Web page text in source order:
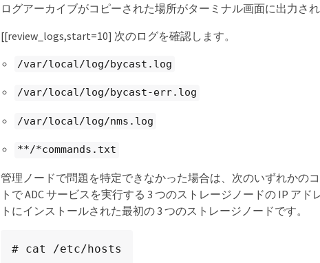
ログアーカイブがコピーされた場所がターミナル画面に出力され
[[review_logs,start=10] 次のログを確認します。
/var/local/log/bycast.log
/var/local/log/bycast-err.log
/var/local/log/nms.log
**/*commands.txt
管理ノードで問題を特定できなかった場合は、次のいずれかの
トで ADC サービスを実行する 3 つのストレージノードの IP ア
トにインストールされた最初の 3 つのストレージノードです。
# cat /etc/hosts